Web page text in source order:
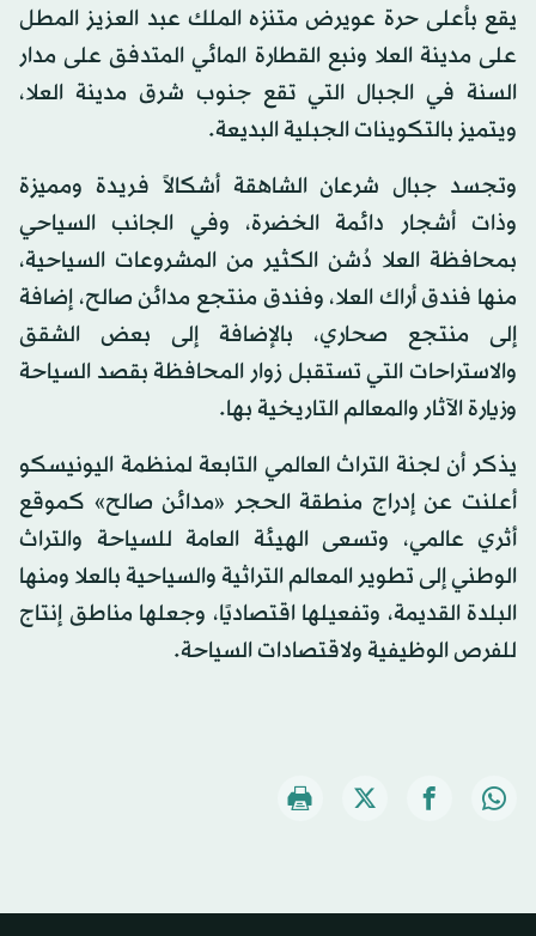
يقع بأعلى حرة عويرض متنزه الملك عبد العزيز المطل
على مدينة العلا ونبع القطارة المائي المتدفق على مدار
السنة في الجبال التي تقع جنوب شرق مدينة العلا،
ويتميز بالتكوينات الجبلية البديعة.
وتجسد جبال شرعان الشاهقة أشكالاً فريدة ومميزة
وذات أشجار دائمة الخضرة، وفي الجانب السياحي
بمحافظة العلا دُشن الكثير من المشروعات السياحية،
منها فندق أراك العلا، وفندق منتجع مدائن صالح، إضافة
إلى منتجع صحاري، بالإضافة إلى بعض الشقق
والاستراحات التي تستقبل زوار المحافظة بقصد السياحة
وزيارة الآثار والمعالم التاريخية بها.
يذكر أن لجنة التراث العالمي التابعة لمنظمة اليونيسكو
أعلنت عن إدراج منطقة الحجر «مدائن صالح» كموقع
أثري عالمي، وتسعى الهيئة العامة للسياحة والتراث
الوطني إلى تطوير المعالم التراثية والسياحية بالعلا ومنها
البلدة القديمة، وتفعيلها اقتصاديًا، وجعلها مناطق إنتاج
للفرص الوظيفية ولاقتصادات السياحة.